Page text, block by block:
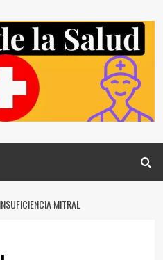
INSUFICIENCIA MITRAL